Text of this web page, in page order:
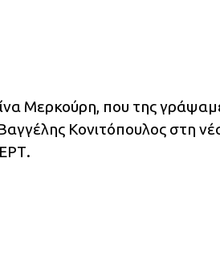
Μερκούρη, που της
Κονιτόπουλος στη